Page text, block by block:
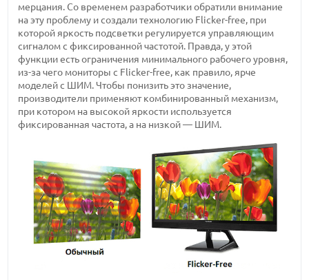
мерцания. Со временем разработчики обратили внимание
на эту проблему и создали технологию Flicker-free, при
которой яркость подсветки регулируется управляющим
сигналом с фиксированной частотой. Правда, у этой
функции есть ограничения минимального рабочего уровня,
из-за чего мониторы с Flicker-free, как правило, ярче
моделей с ШИМ. Чтобы понизить это значение,
производители применяют комбинированный механизм,
при котором на высокой яркости используется
фиксированная частота, а на низкой — ШИМ.